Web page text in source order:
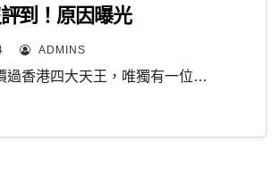
到！原因曝光
ADMINS
過香港四大天王，唯獨有一位…